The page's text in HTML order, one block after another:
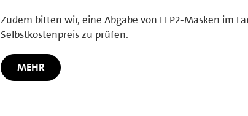
Zudem bitten wir, eine Abgabe von FFP2-Masken im
Selbstkostenpreis zu prüfen.
MEHR